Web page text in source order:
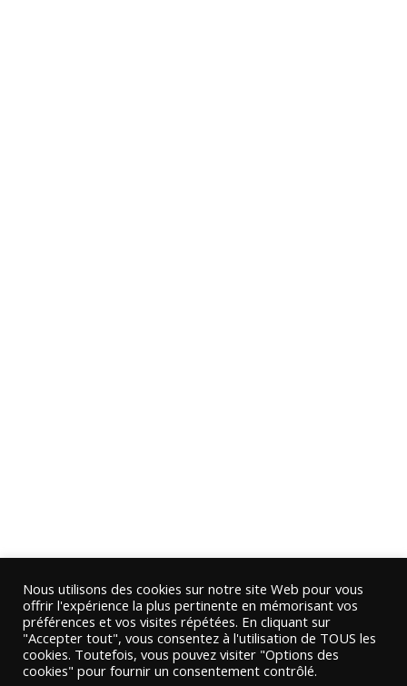
Nous utilisons des cookies sur notre site Web pour vous
offrir l'expérience la plus pertinente en mémorisant vos
préférences et vos visites répétées. En cliquant sur
"Accepter tout", vous consentez à l'utilisation de TOUS les
cookies. Toutefois, vous pouvez visiter "Options des
cookies" pour fournir un consentement contrôlé.